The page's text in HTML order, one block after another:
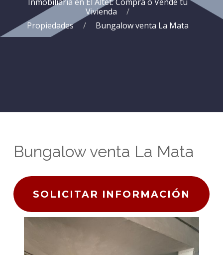
Vivienda
Propiedades
Bungalow venta La Mata
Bungalow venta La Mata
SOLICITAR INFORMACIÓN